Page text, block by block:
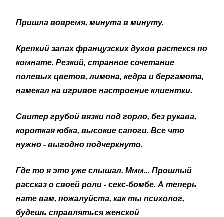
Пришла вовремя, минута в минуту.
Крепкий запах французских духов растекся по
комнате. Резкий, странное сочетание
полевых цветов, лимона, кедра и бергамота,
намекал на игривое настроение клиентки.
Свитер грубой вязки под горло, без рукава,
короткая юбка, высокие сапоги. Все что
нужно - выгодно подчеркнуто.
Где то я это уже слышал. Ммм... Прошлый
рассказ о своей роли - секс-бомбе. А теперь
нате вам, пожалуйста, как ты психолог,
будешь справляться женской